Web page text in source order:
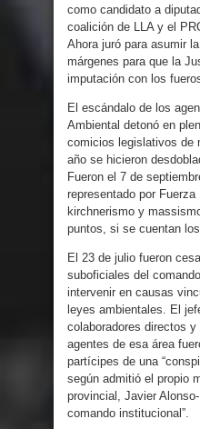
como candidato a
coalición de LLA y el
Ahora juró para asumir
márgenes para que la
imputación con los
El escándalo de los
Ambiental detonó en
comicios legislativos de
año se hicieron
Fueron el 7 de
representado por
kirchnerismo y
puntos, si se cuentan
El 23 de julio fueron
suboficiales del
intervenir en causas
leyes ambientales. El
colaboradores directos
agentes de esa área
partícipes de una
según admitió el propio
provincial, Javier
comando institucional”.